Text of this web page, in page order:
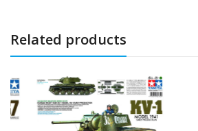
Related products